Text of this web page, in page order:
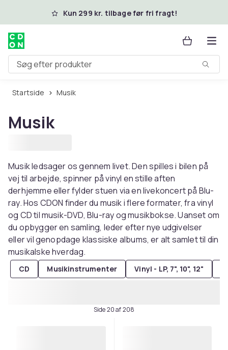
Spring til hovedindhold
Kun 299 kr. tilbage før fri fragt!
Søg efter produkter
Startside Musik
Musik
Musik ledsager os gennem livet. Den spilles i bilen på
vej til arbejde, spinner på vinyl en stille aften
derhjemme eller fylder stuen via en livekoncert på Blu-
ray. Hos CDON finder du musik i flere formater, fra vinyl
og CD til musik-DVD, Blu-ray og musikbokse. Uanset om
du opbygger en samling, leder efter nye udgivelser
eller vil genopdage klassiske albums, er alt samlet til din
musikalske hverdag.
CD Musikinstrumenter Vinyl - LP, 7", 10", 12"
Side 20 af 208